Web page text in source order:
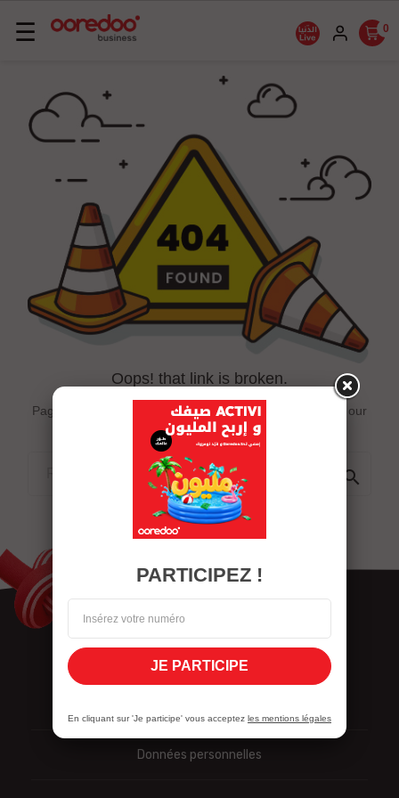
Basculer
☰ 0
Oops! that link is broken.
Page does not exist or some other error occured. Go to our
Home page

Données personnelles
PARTICIPEZ !
JE PARTICIPE
En cliquant sur 'Je participe' vous acceptez les mentions légales